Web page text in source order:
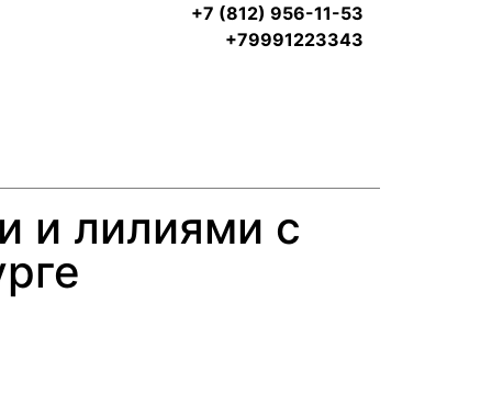
+7 (812) 956-11-53
+79991223343
и лилиями с